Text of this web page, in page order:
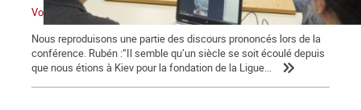
Voyage à Kiev IV : Apostilles
Nous reproduisons une partie des discours prononcés lors de la
conférence. Rubén :“Il semble qu’un siècle se soit écoulé depuis
que nous étions à Kiev pour la fondation de la Ligue...